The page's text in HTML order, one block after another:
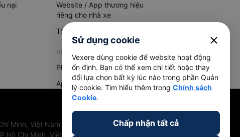
nại
Website / App thương hiệu
riêng cho nhà xe
Tổng đài AI
HỆ THỐNG QUẢN LÝ HÀNG HOÁ
Phần mềm quản lý hàng hoá
App quản lý hàng hoá
Minh, Việt Nam
Chí Minh, Việt Nam
Sử dụng cookie close
Vexere dùng cookie để website hoạt động
ổn định. Bạn có thể xem chi tiết hoặc thay
đổi lựa chọn bất kỳ lúc nào trong phần Quản
lý cookie. Tìm hiểu thêm trong Chính sách
Cookie.
Chấp nhận tất cả